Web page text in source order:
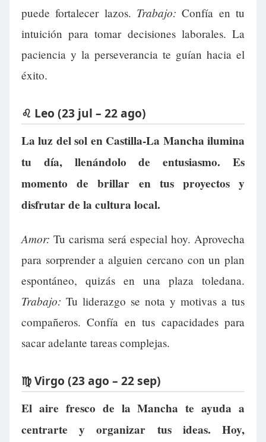
puede fortalecer lazos. Trabajo: Confía en tu
intuición para tomar decisiones laborales. La
paciencia y la perseverancia te guían hacia el
éxito.
♌ Leo (23 jul – 22 ago)
La luz del sol en Castilla-La Mancha ilumina
tu día, llenándolo de entusiasmo. Es
momento de brillar en tus proyectos y
disfrutar de la cultura local.
Amor: Tu carisma será especial hoy. Aprovecha
para sorprender a alguien cercano con un plan
espontáneo, quizás en una plaza toledana.
Trabajo: Tu liderazgo se nota y motivas a tus
compañeros. Confía en tus capacidades para
sacar adelante tareas complejas.
♍ Virgo (23 ago – 22 sep)
El aire fresco de la Mancha te ayuda a
centrarte y organizar tus ideas. Hoy,